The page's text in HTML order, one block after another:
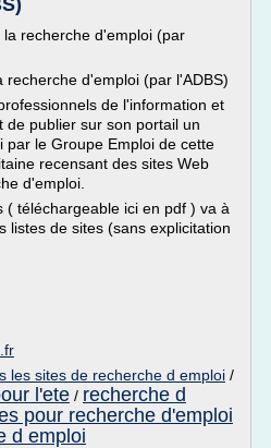
recherche d'emploi (par
recherche d'emploi (par l'ADBS)
de l'information et
de publier sur son portail un
par le Groupe Emploi de cette
recensant des sites Web
d'emploi.
( téléchargeable ici en pdf ) va à
listes de sites (sans explicitation
les sites de recherche d emploi /
l'ete / recherche d
pour recherche d'emploi
d emploi